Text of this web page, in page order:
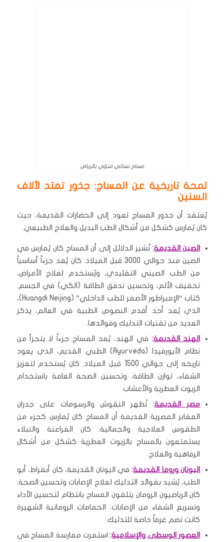
مساج نسائي منزلي بالرياض
لمحة تاريخية عن المساج: جذور تمتد لآلاف
السنين
يُعتقد أن جذور المساج تعود إلى الحضارات القديمة، حيث
كان يُمارس كشكل من أشكال الطب البديل والعلاج الطبيعي.
الصين القديمة: تُشير الدلائل إلى أن المساج كان يُمارس في
الصين منذ حوالي 3000 قبل الميلاد. كان يُعد جزءاً أساسياً
من الطب الصيني التقليدي، ويُستخدم لعلاج الأمراض،
تخفيف الألم، وتحسين تدفق الطاقة (الكي) في الجسم.
كتاب “الإمبراطور الأصفر للطب الداخلي” (Huangdi Neijing)،
الذي يُعد أحد أقدم النصوص الطبية في العالم، يذكر
العديد من تقنيات التدليك وفوائدها.
الهند القديمة: في الهند، يُعد المساج جزءاً لا يتجزأ من
نظام الأيورفيدا (Ayurveda) الطبي القديم، الذي يعود
تاريخه إلى حوالي 1500 قبل الميلاد. كان يُستخدم لتعزيز
الشفاء، توازن الطاقة، وتحسين الصحة العامة باستخدام
الزيوت العطرية والأعشاب.
مصر القديمة: تُظهر النقوش والرسومات على جدران
المقابر المصرية القديمة أن المساج كان يُمارس كجزء من
الطقوس العلاجية والجمالية. كان الفراعنة والنبلاء
يستمتعون بالمساج بالزيوت العطرية كشكل من أشكال
الرفاهية والعلاج.
اليونان وروما القديمة:في اليونان القديمة، كان أبقراط، أبو
الطب، يُشيد بفوائد التدليك لعلاج الإصابات وتحسين الصحة.
كان الرياضيون الرومان يتلقون المساج بانتظام لتحسين الأداء
وتسريع الشفاء من الإصابات. الحمامات الرومانية الشهيرة
كانت تضم غرفاً خاصة للتدليك.
العصور الوسطى والإسلامية:استمرت ممارسة المساج في